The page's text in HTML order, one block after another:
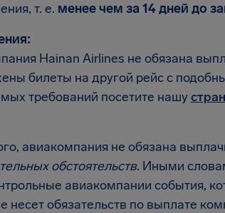
т. е. менее чем за 14 дней до
Hainan Airlines не обязана
билеты на другой рейс с
требований посетите нашу
авиакомпания не обязана
обстоятельств. Иными
авиакомпании события,
несет обязательств по выплате